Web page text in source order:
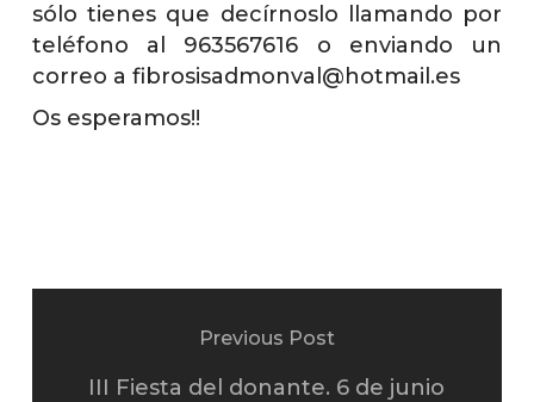
sólo tienes que decírnoslo llamando por
teléfono al 963567616 o enviando un
correo a fibrosisadmonval@hotmail.es
Os esperamos!!
Previous Post
III Fiesta del donante. 6 de junio